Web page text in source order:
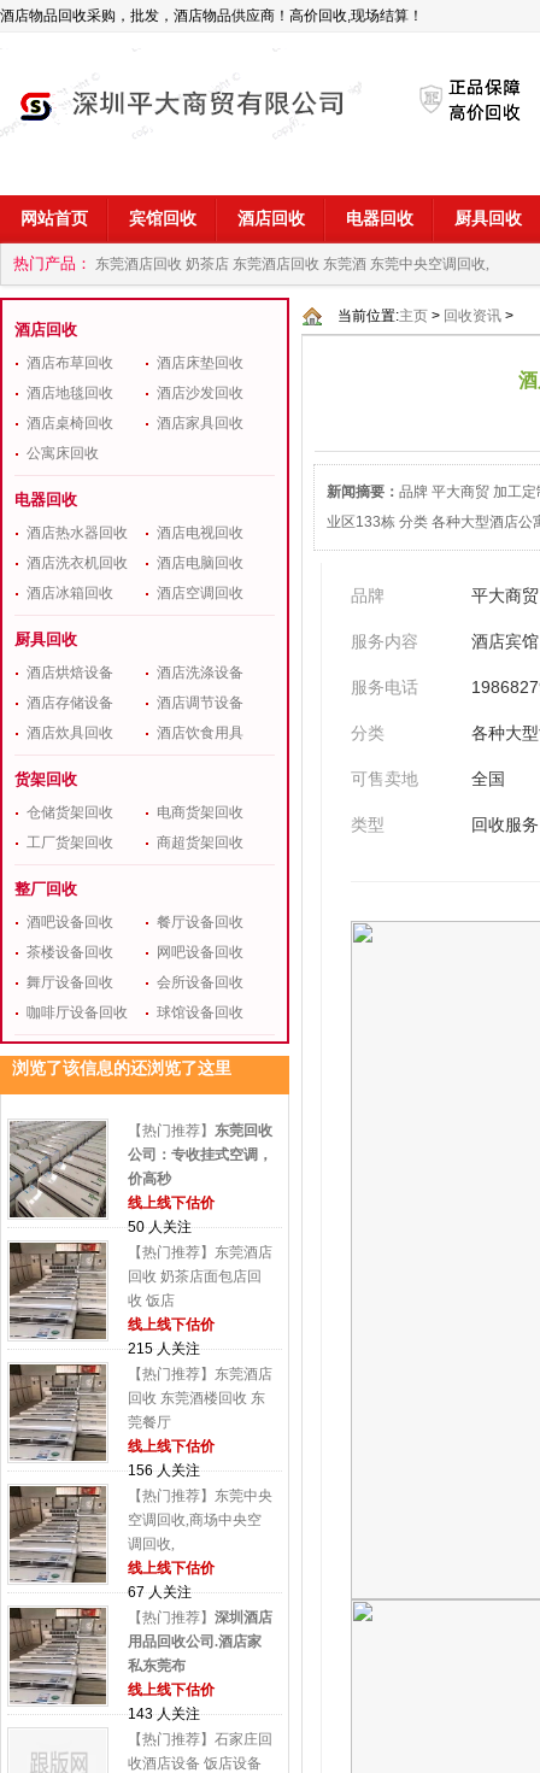
酒店物品回收采购，批发，酒店物品供应商！高价回收,现场结算！
网站首页 宾馆回收 酒店回收 电器回收 厨具回收
热门产品： 东莞酒店回收 奶茶店 东莞酒店回收 东莞酒 东莞中央空调回收,
商 深圳酒店用品回收公司
酒店回收
酒店布草回收
酒店床垫回收
酒店地毯回收
酒店沙发回收
酒店桌椅回收
酒店家具回收
公寓床回收
电器回收
酒店热水器回收
酒店电视回收
酒店洗衣机回收
酒店电脑回收
酒店冰箱回收
酒店空调回收
厨具回收
酒店烘焙设备
酒店洗涤设备
酒店存储设备
酒店调节设备
酒店炊具回收
酒店饮食用具
货架回收
仓储货架回收
电商货架回收
工厂货架回收
商超货架回收
整厂回收
酒吧设备回收
餐厅设备回收
茶楼设备回收
网吧设备回收
舞厅设备回收
会所设备回收
咖啡厅设备回收
球馆设备回收
浏览了该信息的还浏览了这里
【热门推荐】 东莞回收
公司：专收挂式空调，
价高秒
线上线下估价
50 人关注
【热门推荐】东莞酒店
回收 奶茶店面包店回
收 饭店
线上线下估价
215 人关注
【热门推荐】东莞酒店
回收 东莞酒楼回收 东
莞餐厅
线上线下估价
156 人关注
【热门推荐】东莞中央
空调回收,商场中央空
调回收,
线上线下估价
67 人关注
【热门推荐】 深圳酒店
用品回收公司.酒店家
私东莞布
线上线下估价
143 人关注
【热门推荐】石家庄回
收酒店设备 饭店设备
当前位置:主页 > 回收资讯 >
新闻摘要： 品牌 平大商贸 加工
业区133栋 分类 各种大型酒店公
品牌 平大商贸
服务内容 酒店宾
服务电话
分类 各种大
可售卖地 全国
类型 回收服务